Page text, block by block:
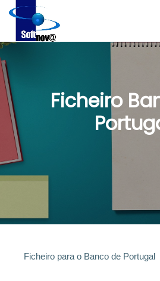
Ficheiro
Ficheiro para o Banco de Portugal